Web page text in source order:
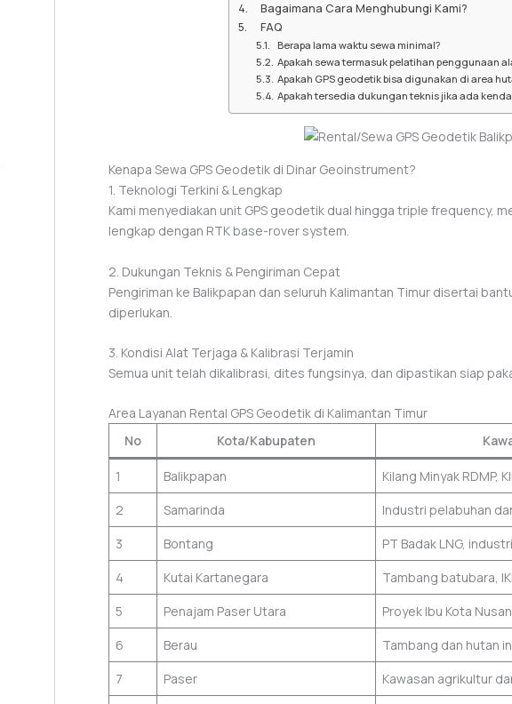
Bagaimana Cara Menghubungi Kami?
FAQ
Berapa lama waktu sewa minimal?
Apakah sewa termasuk pelatihan penggunaan
Apakah GPS geodetik bisa digunakan di area
Apakah tersedia dukungan teknis jika ada
Kenapa Sewa GPS Geodetik di Dinar Geoinstrument?
1. Teknologi Terkini & Lengkap
Kami menyediakan unit GPS geodetik dual hingga triple frequency,
lengkap dengan RTK base-rover system.
2. Dukungan Teknis & Pengiriman Cepat
Pengiriman ke Balikpapan dan seluruh Kalimantan Timur disertai
diperlukan.
3. Kondisi Alat Terjaga & Kalibrasi Terjamin
Semua unit telah dikalibrasi, dites fungsinya, dan dipastikan siap
Area Layanan Rental GPS Geodetik di Kalimantan Timur
No
Kota/Kabupaten
1 Balikpapan
Kilang Minyak RDMP,
2
Samarinda
Industri pelabuhan
3
Bontang
PT Badak LNG,
4
Kutai Kartanegara
Tambang batubara,
5
Penajam Paser Utara
Proyek Ibu Kota
6
Berau
Tambang dan hutan
7
Paser
Kawasan agrikultur